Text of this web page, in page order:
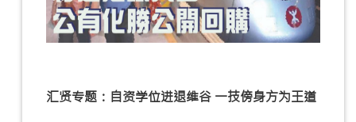
汇贤专题：自资学位进退维谷 一技傍身方为王道